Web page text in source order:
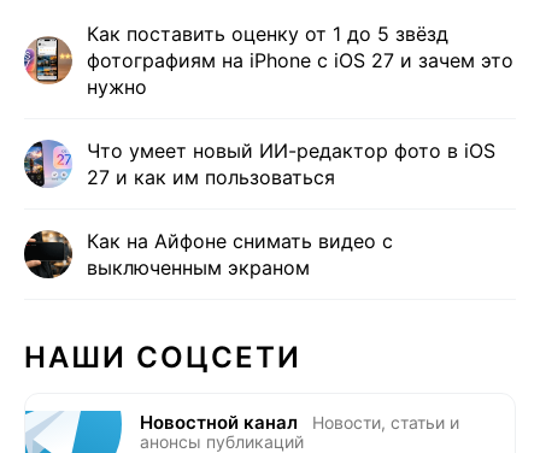
Как поставить оценку от 1 до 5 звёзд
фотографиям на iPhone с iOS 27 и зачем это
нужно
Что умеет новый ИИ-редактор фото в iOS
27 и как им пользоваться
Как на Айфоне снимать видео с
выключенным экраном
НАШИ СОЦСЕТИ
Новостной канал
Новости, статьи и
анонсы публикаций